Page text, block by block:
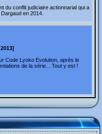
du conflit judiciaire actionnarial qui a
en 2014.
Code Lyoko Evolution, après le
de la série... Tout y est !